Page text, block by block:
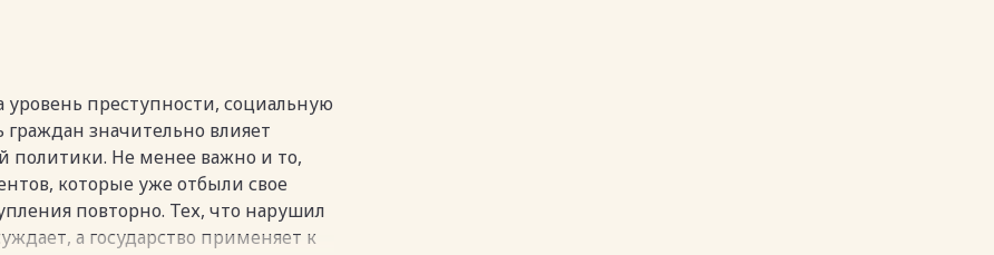
уровень преступности, социальную
граждан значительно влияет
политики. Не менее важно и то,
которые уже отбыли свое
повторно. Тех, что нарушил
а государство применяет к